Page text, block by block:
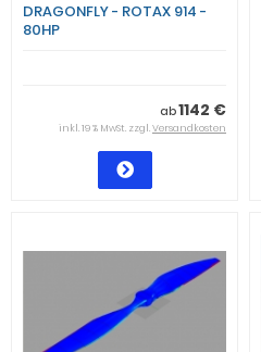
DRAGONFLY - ROTAX 914 -
80HP
ab1142 €
inkl. 19 % MwSt. zzgl.Versandkosten